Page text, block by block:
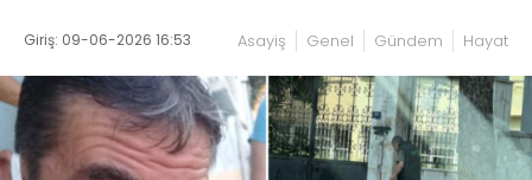
Giriş: 09-06-2026 16:53 Asayiş Genel Gündem Hayat